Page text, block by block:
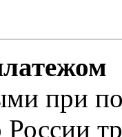
при
России